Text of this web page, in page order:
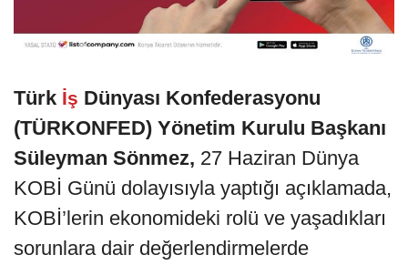
Türk İş Dünyası Konfederasyonu
(TÜRKONFED) Yönetim Kurulu Başkanı
Süleyman Sönmez, 27 Haziran Dünya
KOBİ Günü dolayısıyla yaptığı açıklamada,
KOBİ’lerin ekonomideki rolü ve yaşadıkları
sorunlara dair değerlendirmelerde